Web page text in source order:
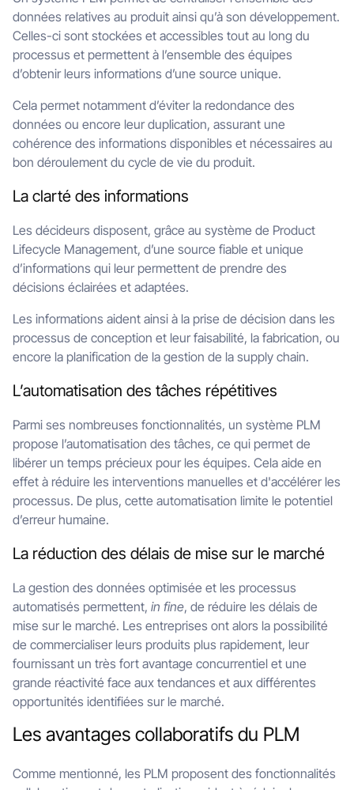
données relatives au produit ainsi qu’à son développement.
Celles-ci sont stockées et accessibles tout au long du
processus et permettent à l’ensemble des équipes
d’obtenir leurs informations d’une source unique.
Cela permet notamment d’éviter la redondance des
données ou encore leur duplication, assurant une
cohérence des informations disponibles et nécessaires au
bon déroulement du cycle de vie du produit.
La clarté des informations
Les décideurs disposent, grâce au système de Product
Lifecycle Management, d’une source fiable et unique
d’informations qui leur permettent de prendre des
décisions éclairées et adaptées.
Les informations aident ainsi à la prise de décision dans les
processus de conception et leur faisabilité, la fabrication, ou
encore la planification de la gestion de la supply chain.
L’automatisation des tâches répétitives
Parmi ses nombreuses fonctionnalités, un système PLM
propose l’automatisation des tâches, ce qui permet de
libérer un temps précieux pour les équipes. Cela aide en
effet à réduire les interventions manuelles et d'accélérer les
processus. De plus, cette automatisation limite le potentiel
d’erreur humaine.
La réduction des délais de mise sur le marché
La gestion des données optimisée et les processus
automatisés permettent, in fine, de réduire les délais de
mise sur le marché. Les entreprises ont alors la possibilité
de commercialiser leurs produits plus rapidement, leur
fournissant un très fort avantage concurrentiel et une
grande réactivité face aux tendances et aux différentes
opportunités identifiées sur le marché.
Les avantages collaboratifs du PLM
Comme mentionné, les PLM proposent des fonctionnalités